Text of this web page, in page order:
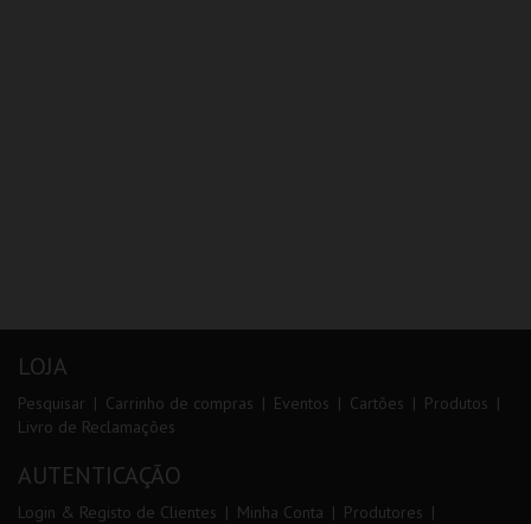
LOJA
Pesquisar Carrinho de compras Eventos Cartões
Produtos
Livro de Reclamações
AUTENTICAÇÃO
Login & Registo de Clientes Minha Conta
Produtores